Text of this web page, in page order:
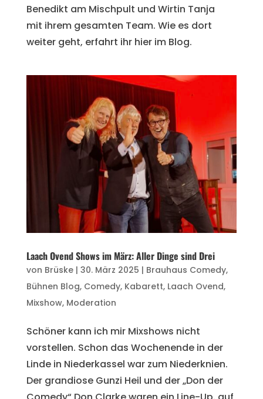
Benedikt am Mischpult und Wirtin Tanja
mit ihrem gesamten Team. Wie es dort
weiter geht, erfahrt ihr hier im Blog.
Laach Ovend Shows im März: Aller Dinge sind Drei
von Brüske| 30. März 2025 | Brauhaus Comedy,
Bühnen Blog, Comedy, Kabarett, Laach Ovend,
Mixshow, Moderation
Schöner kann ich mir Mixshows nicht
vorstellen. Schon das Wochenende in der
Linde in Niederkassel war zum Niederknien.
Der grandiose Gunzi Heil und der „Don der